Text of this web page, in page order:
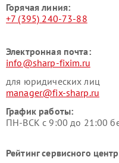
Горячая линия:
+7 (395) 240-73-88
Электронная почта:
info@sharp-fixim.ru
для юридических лиц
manager@fix-sharp.ru
График работы:
ПН-ВСК с 9:00 до 21:00
Рейтинг сервисного